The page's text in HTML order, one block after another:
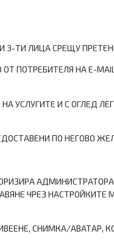
3-ТИ ЛИЦА СРЕЩУ
ПОТРЕБИТЕЛЯ НА Е-
УСЛУГИТЕ И С ОГЛЕД
ПО НЕГОВО
ЧРЕЗ
СНИМКА/АВАТАР,